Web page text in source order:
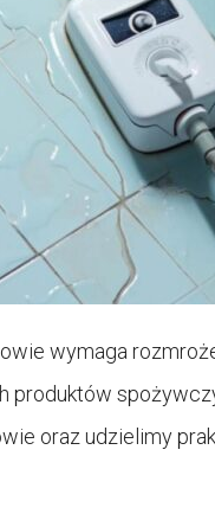
wymaga
oraz udzielimy